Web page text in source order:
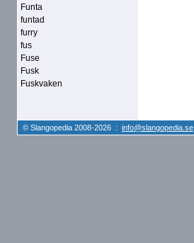
Funta
funtad
furry
fus
Fuse
Fusk
Fuskvaken
© Slangopedia 2008-2026 : info@slangopedia.se